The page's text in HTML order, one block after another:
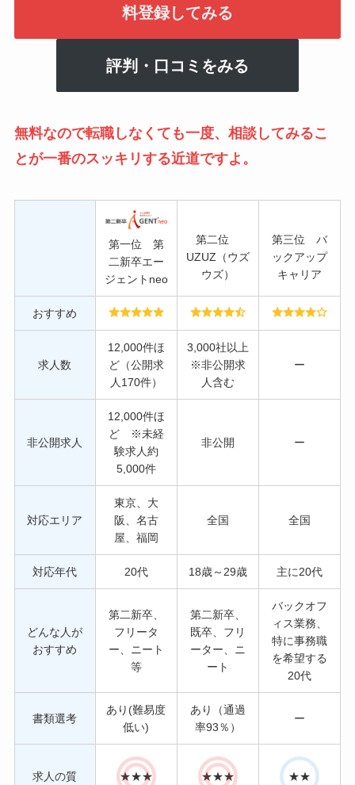
料登録してみる
評判・口コミをみる
無料なので転職しなくても一度、相談してみるこ
とが一番のスッキリする近道ですよ。
第一位 第
二新卒エー
ジェントneo
第二位
UZUZ（ウズ
ウズ）
第三位 バ
ックアップ
キャリア
おすすめ
求人数
12,000件ほ
ど（公開求
人170件）
3,000社以上
※非公開求
人含む
ー
非公開求人
12,000件ほ
ど ※未経
験求人約
5,000件
非公開 ー
対応エリア
東京、大
阪、名古
屋、福岡
全国 全国
対応年代 20代 18歳～29歳 主に20代
どんな人が
おすすめ
第二新卒、
フリータ
ー、ニート
等
第二新卒、
既卒、フリ
ーター、ニ
ート
バックオフ
ィス業務、
特に事務職
を希望する
20代
書類選考
あり(難易度
低い)
あり（通過
率93％）
ー
求人の質 ★★★ ★★★ ★★